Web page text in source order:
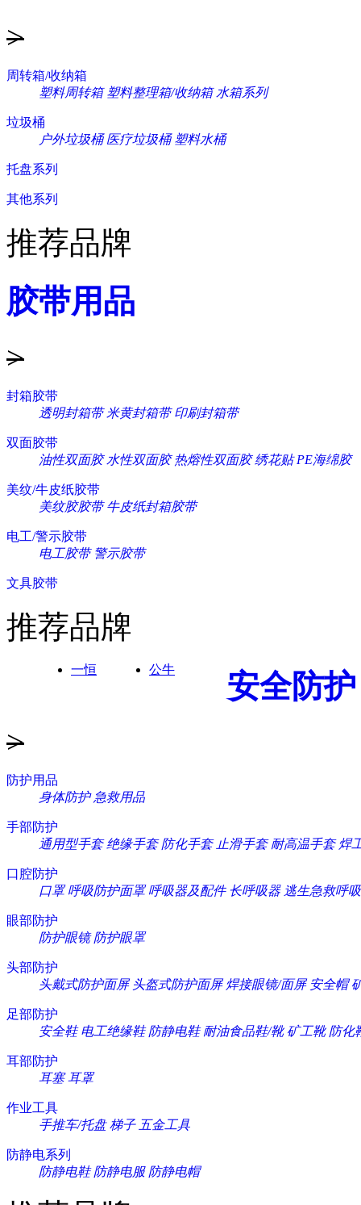
>
周转箱/收纳箱
塑料周转箱 塑料整理箱/收纳箱 水箱系列
垃圾桶
户外垃圾桶 医疗垃圾桶 塑料水桶
托盘系列
其他系列
推荐品牌
胶带用品
>
封箱胶带
透明封箱带 米黄封箱带 印刷封箱带
双面胶带
油性双面胶 水性双面胶 热熔性双面胶 绣花贴 PE海绵胶
美纹/牛皮纸胶带
美纹胶胶带 牛皮纸封箱胶带
电工/警示胶带
电工胶带 警示胶带
文具胶带
推荐品牌
一恒 公牛 安全防护
>
防护用品
身体防护 急救用品
手部防护
通用型手套 绝缘手套 防化手套 止滑手套 耐高温手套 焊
口腔防护
口罩 呼吸防护面罩 呼吸器及配件 长呼吸器 逃生急救呼
眼部防护
防护眼镜 防护眼罩
头部防护
头戴式防护面屏 头盔式防护面屏 焊接眼镜/面屏 安全帽
足部防护
安全鞋 电工绝缘鞋 防静电鞋 耐油食品鞋/靴 矿工靴 防化
耳部防护
耳塞 耳罩
作业工具
手推车/托盘 梯子 五金工具
防静电系列
防静电鞋 防静电服 防静电帽